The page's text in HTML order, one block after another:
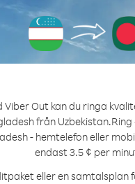
Viber Out kan du ringa
från Uzbekistan.
- hemtelefon eller
endast 3.5 ¢ per
eller en samtalsplan